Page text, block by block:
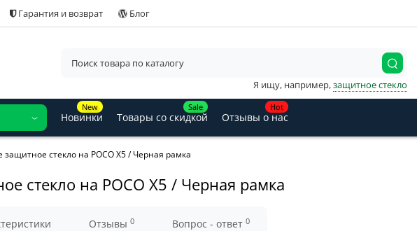
Гарантия и возврат Блог
Я ищу, например,защитное стекло
New
Новинки
Sale
Товары со скидкой
Hot
Отзывы о нас
защитное стекло на POCO X5 / Черная рамка
стекло на POCO X5 / Черная рамка
Отзывы 0 Вопрос - ответ 0